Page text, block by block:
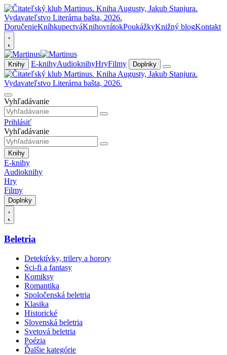
DoručenieKníhkupectváKnihovrátokPoukážkyKnižný blogKontakt
Knihy E-knihyAudioknihyHryFilmy Doplnky
Vyhľadávanie
Prihlásiť
Vyhľadávanie
Knihy
E-knihy
Audioknihy
Hry
Filmy
Doplnky
Beletria
Detektívky, trilery a horory
Sci-fi a fantasy
Komiksy
Romantika
Spoločenská beletria
Klasika
Historické
Slovenská beletria
Svetová beletria
Poézia
Ďalšie kategórie